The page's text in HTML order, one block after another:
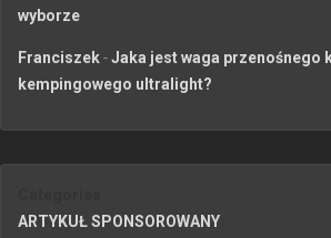
wyborze
Franciszek-Jaka jest waga przenośnego
kempingowego ultralight?
ARTYKUŁ SPONSOROWANY